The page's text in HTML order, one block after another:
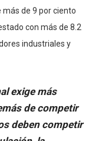
de 9 por ciento
con más de 8.2
industriales y
exige más
de competir
deben competir